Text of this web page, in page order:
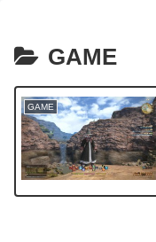
GAME
GAME